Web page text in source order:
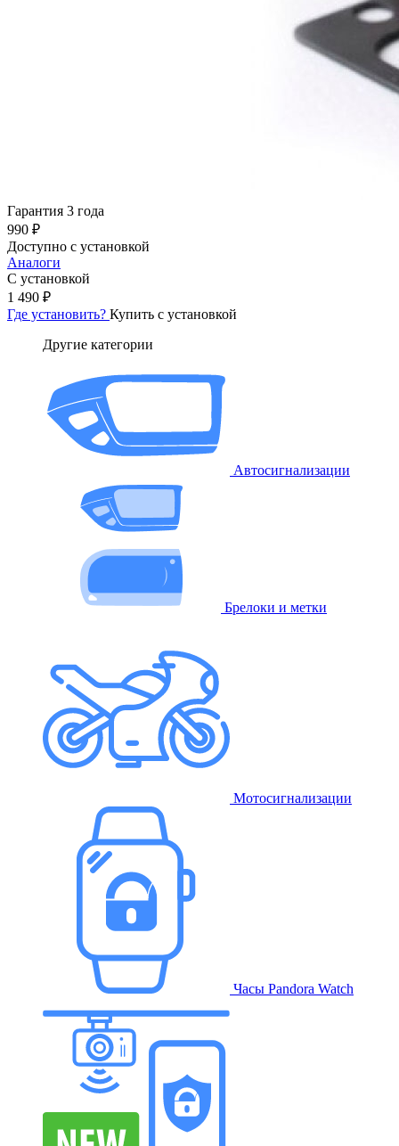
Гарантия 3 года
990 ₽
Доступно с установкой
Аналоги
С установкой
1 490 ₽
Где установить? Купить с установкой
Другие категории
Автосигнализации
Брелоки и метки
Мотосигнализации
Часы Pandora Watch